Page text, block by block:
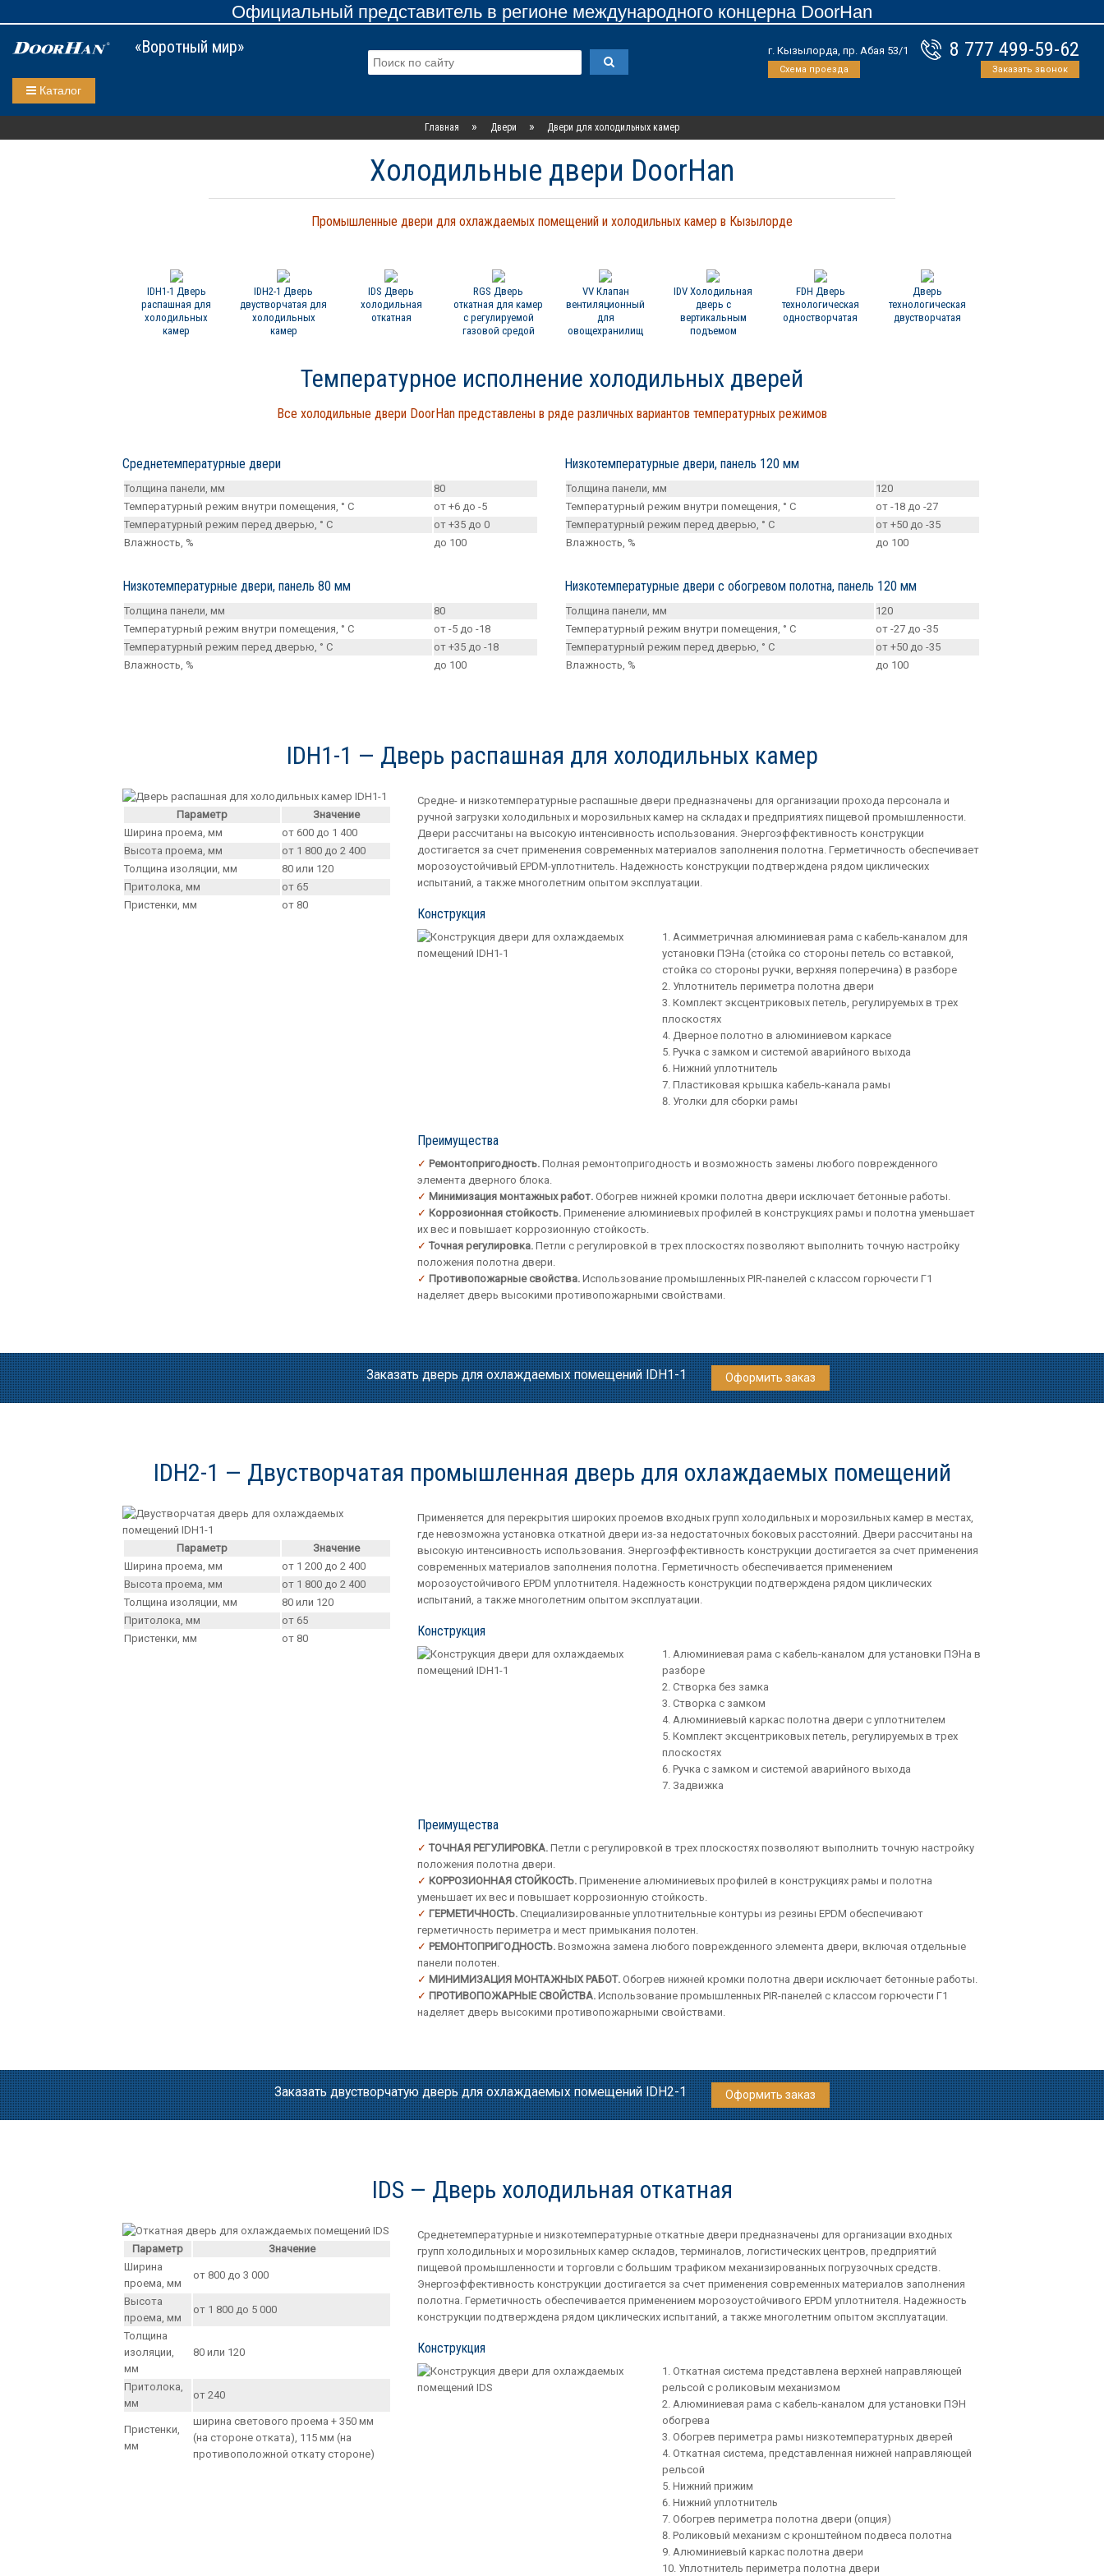
Официальный представитель в регионе международного концерна DoorHan
«Воротный мир» 8 777 499-59-62
Заказать звонок
г. Кызылорда, пр. Абая 53/1
Схема проезда
Каталог
Главная » Двери » Двери для холодильных камер
Холодильные двери DoorHan
Промышленные двери для охлаждаемых помещений и холодильных камер в Кызылорде
IDH1-1 Дверь
распашная для
холодильных
камер
IDH2-1 Дверь
двустворчатая для
холодильных
камер
IDS Дверь
холодильная
откатная
RGS Дверь
откатная для камер
с регулируемой
газовой средой
VV Клапан
вентиляционный
для
овощехранилищ
IDV Холодильная
дверь с
вертикальным
подъемом
FDH Дверь
технологическая
одностворчатая
Дверь
технологическая
двустворчатая
Температурное исполнение холодильных дверей
Все холодильные двери DoorHan представлены в ряде различных вариантов температурных режимов
Среднетемпературные двери
Толщина панели, мм
80
Температурный режим внутри помещения, ° С
от +6 до -5
Температурный режим перед дверью, ° С
от +35 до 0
Влажность, %
до 100
Низкотемпературные двери, панель 80 мм
Толщина панели, мм
80
Температурный режим внутри помещения, ° С
от -5 до -18
Температурный режим перед дверью, ° С
от +35 до -18
Влажность, %
до 100
Низкотемпературные двери, панель 120 мм
Толщина панели, мм
120
Температурный режим внутри помещения, ° С
от -18 до -27
Температурный режим перед дверью, ° С
от +50 до -35
Влажность, %
до 100
Низкотемпературные двери с обогревом полотна, панель 120 мм
Толщина панели, мм
120
Температурный режим внутри помещения, ° С
от -27 до -35
Температурный режим перед дверью, ° С
от +50 до -35
Влажность, %
до 100
IDH1-1 — Дверь распашная для холодильных камер
Параметр
Значение
Ширина проема, мм
от 600 до 1 400
Высота проема, мм
от 1 800 до 2 400
Толщина изоляции, мм
80 или 120
Притолока, мм
от 65
Пристенки, мм
от 80
Средне- и низкотемпературные распашные двери предназначены для организации прохода персонала и
ручной загрузки холодильных и морозильных камер на складах и предприятиях пищевой промышленности.
Двери рассчитаны на высокую интенсивность использования. Энергоэффективность конструкции
достигается за счет применения современных материалов заполнения полотна. Герметичность обеспечивает
морозоустойчивый EPDM-уплотнитель. Надежность конструкции подтверждена рядом циклических
испытаний, а также многолетним опытом эксплуатации.
Конструкция
Асимметричная алюминиевая рама с кабель-каналом для
установки ПЭНа (стойка со стороны петель со вставкой,
стойка со стороны ручки, верхняя поперечина) в разборе
Уплотнитель периметра полотна двери
Комплект эксцентриковых петель, регулируемых в трех
плоскостях
Дверное полотно в алюминиевом каркасе
Ручка с замком и системой аварийного выхода
Нижний уплотнитель
Пластиковая крышка кабель-канала рамы
Уголки для сборки рамы
Преимущества
Ремонтопригодность.Полная ремонтопригодность и возможность замены любого поврежденного
элемента дверного блока.
Минимизация монтажных работ.Обогрев нижней кромки полотна двери исключает бетонные работы.
Коррозионная стойкость.Применение алюминиевых профилей в конструкциях рамы и полотна уменьшает
их вес и повышает коррозионную стойкость.
Точная регулировка.Петли с регулировкой в трех плоскостях позволяют выполнить точную настройку
положения полотна двери.
Противопожарные свойства.Использование промышленных PIR-панелей с классом горючести Г1
наделяет дверь высокими противопожарными свойствами.
Заказать дверь для охлаждаемых помещений IDH1-1 Оформить заказ
IDH2-1 — Двустворчатая промышленная дверь для охлаждаемых помещений
Параметр
Значение
Ширина проема, мм
от 1 200 до 2 400
Высота проема, мм
от 1 800 до 2 400
Толщина изоляции, мм
80 или 120
Притолока, мм
от 65
Пристенки, мм
от 80
Применяется для перекрытия широких проемов входных групп холодильных и морозильных камер в местах,
где невозможна установка откатной двери из-за недостаточных боковых расстояний. Двери рассчитаны на
высокую интенсивность использования. Энергоэффективность конструкции достигается за счет применения
современных материалов заполнения полотна. Герметичность обеспечивается применением
морозоустойчивого EPDM уплотнителя. Надежность конструкции подтверждена рядом циклических
испытаний, а также многолетним опытом эксплуатации.
Конструкция
Алюминиевая рама с кабель-каналом для установки ПЭНа в
разборе
Створка без замка
Створка с замком
Алюминиевый каркас полотна двери с уплотнителем
Комплект эксцентриковых петель, регулируемых в трех
плоскостях
Ручка с замком и системой аварийного выхода
Задвижка
Преимущества
ТОЧНАЯ РЕГУЛИРОВКА.Петли с регулировкой в трех плоскостях позволяют выполнить точную настройку
положения полотна двери.
КОРРОЗИОННАЯ СТОЙКОСТЬ.Применение алюминиевых профилей в конструкциях рамы и полотна
уменьшает их вес и повышает коррозионную стойкость.
ГЕРМЕТИЧНОСТЬ.Специализированные уплотнительные контуры из резины EPDM обеспечивают
герметичность периметра и мест примыкания полотен.
РЕМОНТОПРИГОДНОСТЬ.Возможна замена любого поврежденного элемента двери, включая отдельные
панели полотен.
МИНИМИЗАЦИЯ МОНТАЖНЫХ РАБОТ.Обогрев нижней кромки полотна двери исключает бетонные работы.
ПРОТИВОПОЖАРНЫЕ СВОЙСТВА.Использование промышленных PIR-панелей с классом горючести Г1
наделяет дверь высокими противопожарными свойствами.
Заказать двустворчатую дверь для охлаждаемых помещений IDH2-1 Оформить заказ
IDS — Дверь холодильная откатная
Параметр
Значение
Ширина
проема, мм
от 800 до 3 000
Высота
проема, мм
от 1 800 до 5 000
Толщина
изоляции,
мм
80 или 120
Притолока,
мм
от 240
Пристенки,
мм
ширина светового проема + 350 мм
(на стороне отката), 115 мм (на
противоположной откату стороне)
Среднетемпературные и низкотемпературные откатные двери предназначены для организации входных
групп холодильных и морозильных камер складов, терминалов, логистических центров, предприятий
пищевой промышленности и торговли с большим трафиком механизированных погрузочных средств.
Энергоэффективность конструкции достигается за счет применения современных материалов заполнения
полотна. Герметичность обеспечивается применением морозоустойчивого EPDM уплотнителя. Надежность
конструкции подтверждена рядом циклических испытаний, а также многолетним опытом эксплуатации.
Конструкция
Откатная система представлена верхней направляющей
рельсой с роликовым механизмом
Алюминиевая рама с кабель-каналом для установки ПЭН
обогрева
Обогрев периметра рамы низкотемпературных дверей
Откатная система, представленная нижней направляющей
рельсой
Нижний прижим
Нижний уплотнитель
Обогрев периметра полотна двери (опция)
Роликовый механизм с кронштейном подвеса полотна
Алюминиевый каркас полотна двери
Уплотнитель периметра полотна двери